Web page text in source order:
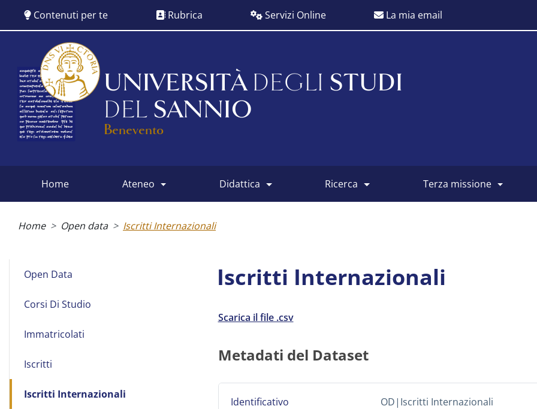
contenuto
Contenuti per te Rubrica Servizi Online La mia email
UNIVERSITÀ DEGLI STUDI
DEL SANNIO
Benevento
menu
home ateneo didattica ricerca terza missione
Home Open data Iscritti Internazionali
Open
Open Data
Corsi Di Studio
Immatricolati
Iscritti
Iscritti Internazionali
Iscritti Internazionali
Scarica il file .csv
Metadati del Dataset
Identificativo OD|Iscritti Internazionali